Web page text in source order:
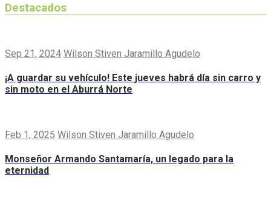
Destacados
Sep 21, 2024 Wilson Stiven Jaramillo Agudelo
¡A guardar su vehículo! Este jueves habrá día sin carro y
sin moto en el Aburrá Norte
Feb 1, 2025 Wilson Stiven Jaramillo Agudelo
Monseñor Armando Santamaría, un legado para la
eternidad